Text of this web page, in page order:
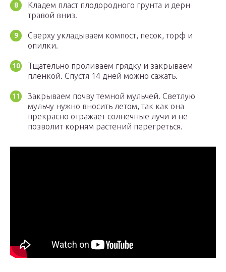
Кладем пласт плодородного грунта и дерн
травой вниз.
Сверху укладываем компост, песок, торф и
опилки.
Тщательно проливаем грядку и закрываем
пленкой. Спустя 14 дней можно сажать.
Закрываем почву темной мульчей. Светлую
мульчу нужно вносить летом, так как она
прекрасно отражает солнечные лучи и не
позволит корням растений перегреться.